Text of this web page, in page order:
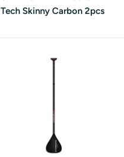
Tech Skinny Carbon 2pcs